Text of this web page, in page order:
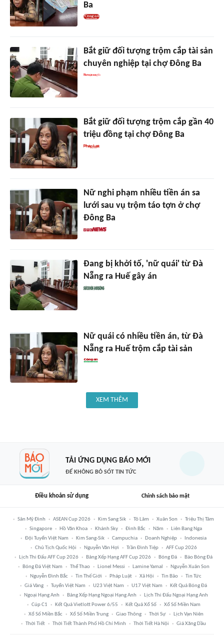
Ba
Bắt giữ đối tượng trộm cắp tài sản
chuyên nghiệp tại chợ Đông Ba
Bắt giữ đối tượng trộm cắp gần 40
triệu đồng tại chợ Đông Ba
Nữ nghi phạm nhiều tiền án sa
lưới sau vụ trộm táo tợn ở chợ
Đông Ba
Đang bị khởi tố, 'nữ quái' từ Đà
Nẵng ra Huế gây án
Nữ quái có nhiều tiền án, từ Đà
Nẵng ra Huế trộm cắp tài sản
XEM THÊM
TẢI ỨNG DỤNG BÁO MỚI
ĐỂ KHÔNG BỎ SÓT TIN TỨC
Điều khoản sử dụng Chính sách bảo mật
Sân Mỹ Đình ASEAN Cup 2026 Kim Sang Sik Tô Lâm Xuân Son
Triệu Thị Tâm
Singapore
Hồ Văn Khoa Khánh Sky Đình Bắc Năm
Liên Bang Nga
Đội Tuyển Việt Nam
Kim Sang-Sik Campuchia Doanh Nghiệp
Indonesia
Chủ Tịch Quốc Hội
Nguyễn Văn Hợi Trần Đình Tiệp
AFF Cup 2026
Lịch Thi Đấu AFF Cup 2026
Bảng Xếp Hạng AFF Cup 2026 Bóng Đá
Báo Bóng Đá
Bóng Đá Việt Nam
Thể Thao Lionel Messi Lamine Yamal
Nguyễn Xuân Son
Nguyễn Đình Bắc
Tin Thế Giới Pháp Luật Xã Hội Tin Bão
Tin Tức
Giá Vàng
Tuyển Việt Nam U23 Việt Nam U17 Việt Nam
Kết Quả Bóng Đá
Ngoại Hạng Anh
Bảng Xếp Hạng Ngoại Hạng Anh
Lịch Thi Đấu Ngoại Hạng Anh
Cúp C1
Kết Quả Vietlott Power 6/55 Kết Quả Xổ Số
Xổ Số Miền Nam
Xổ Số Miền Bắc
Xổ Số Miền Trung Giao Thông Thời Sự
Lịch Vạn Niên
Thời Tiết
Thời Tiết Thành Phố Hồ Chí Minh Thời Tiết Hà Nội Giá Xăng Dầu